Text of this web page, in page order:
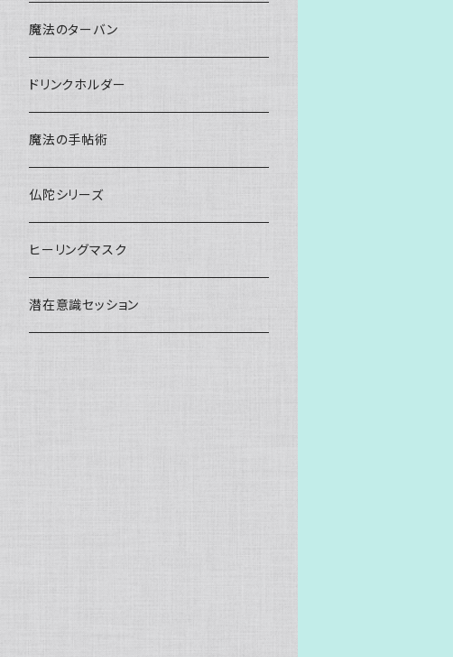
魔法のターバン
ドリンクホルダー
魔法の手帖術
仏陀シリーズ
ヒーリングマスク
潜在意識セッション